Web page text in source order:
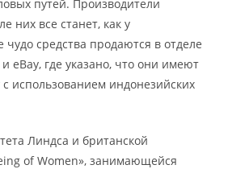
путей. Производители
них все станет, как у
средства продаются в отделе
eBay, где указано, что они имеют
использованием индонезийских
Линдса и британской
of Women», занимающейся